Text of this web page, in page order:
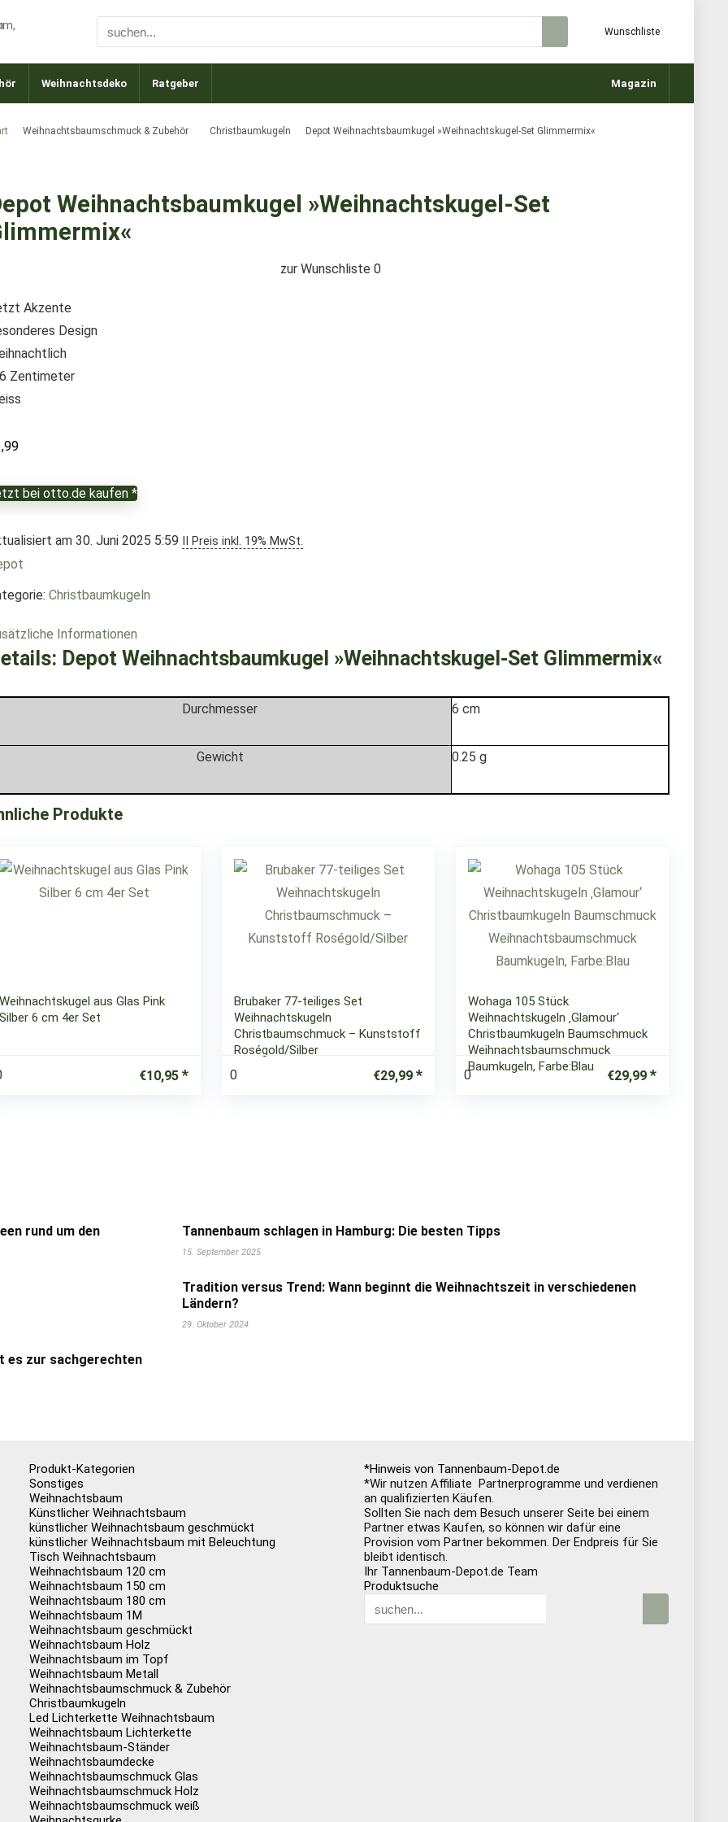
Wunschliste
Weihnachtsdeko Ratgeber Magazin
Weihnachtsbaumschmuck & Zubehör Christbaumkugeln Depot Weihnachtsbaumkugel »Weihnachtskugel-Set Glimmermix«
Weihnachtsbaumkugel »Weihnachtskugel-Set
zur Wunschliste 0
Akzente
Design
Zentimeter
bei otto.de kaufen *
am 30. Juni 2025 5:59 II Preis inkl. 19% MwSt.
Christbaumkugeln
Informationen
Depot Weihnachtsbaumkugel »Weihnachtskugel-Set Glimmermix«
Durchmesser 6 cm
Gewicht 0.25 g
Produkte
Weihnachtskugel aus Glas Pink
Silber 6 cm 4er Set
€10,95
Brubaker 77-teiliges Set
Weihnachtskugeln
Christbaumschmuck – Kunststoff
Roségold/Silber
0 €29,99
Wohaga 105 Stück
Weihnachtskugeln ‚Glamour‘
Christbaumkugeln Baumschmuck
Weihnachtsbaumschmuck
Baumkugeln, Farbe:Blau
0 €29,99
rund um den Tannenbaum schlagen in Hamburg: Die besten Tipps
15. September 2025
Tradition versus Trend: Wann beginnt die Weihnachtszeit in verschiedenen
Ländern?
29. Oktober 2024
es zur sachgerechten
Produkt-Kategorien
Sonstiges
Weihnachtsbaum
Künstlicher Weihnachtsbaum
künstlicher Weihnachtsbaum geschmückt
künstlicher Weihnachtsbaum mit Beleuchtung
Tisch Weihnachtsbaum
Weihnachtsbaum 120 cm
Weihnachtsbaum 150 cm
Weihnachtsbaum 180 cm
Weihnachtsbaum 1M
Weihnachtsbaum geschmückt
Weihnachtsbaum Holz
Weihnachtsbaum im Topf
Weihnachtsbaum Metall
Weihnachtsbaumschmuck & Zubehör
Christbaumkugeln
Led Lichterkette Weihnachtsbaum
Weihnachtsbaum Lichterkette
Weihnachtsbaum-Ständer
Weihnachtsbaumdecke
Weihnachtsbaumschmuck Glas
Weihnachtsbaumschmuck Holz
Weihnachtsbaumschmuck weiß
*Hinweis von Tannenbaum-Depot.de
*Wir nutzen Affiliate Partnerprogramme und verdienen
an qualifizierten Käufen.
Sollten Sie nach dem Besuch unserer Seite bei einem
Partner etwas Kaufen, so können wir dafür eine
Provision vom Partner bekommen. Der Endpreis für Sie
bleibt identisch.
Ihr Tannenbaum-Depot.de Team
Produktsuche